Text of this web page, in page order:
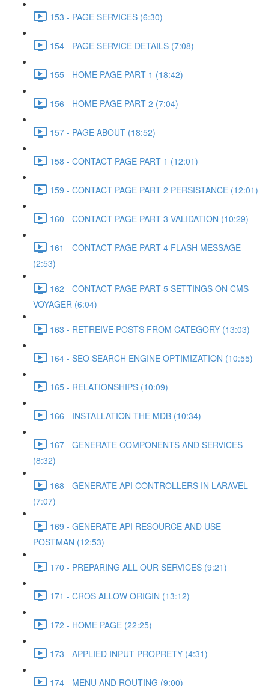
153 - PAGE SERVICES (6:30)
154 - PAGE SERVICE DETAILS (7:08)
155 - HOME PAGE PART 1 (18:42)
156 - HOME PAGE PART 2 (7:04)
157 - PAGE ABOUT (18:52)
158 - CONTACT PAGE PART 1 (12:01)
159 - CONTACT PAGE PART 2 PERSISTANCE (12:01)
160 - CONTACT PAGE PART 3 VALIDATION (10:29)
161 - CONTACT PAGE PART 4 FLASH MESSAGE
(2:53)
162 - CONTACT PAGE PART 5 SETTINGS ON CMS
VOYAGER (6:04)
163 - RETREIVE POSTS FROM CATEGORY (13:03)
164 - SEO SEARCH ENGINE OPTIMIZATION (10:55)
165 - RELATIONSHIPS (10:09)
166 - INSTALLATION THE MDB (10:34)
167 - GENERATE COMPONENTS AND SERVICES
(8:32)
168 - GENERATE API CONTROLLERS IN LARAVEL
(7:07)
169 - GENERATE API RESOURCE AND USE
POSTMAN (12:53)
170 - PREPARING ALL OUR SERVICES (9:21)
171 - CROS ALLOW ORIGIN (13:12)
172 - HOME PAGE (22:25)
173 - APPLIED INPUT PROPRETY (4:31)
174 - MENU AND ROUTING (9:00)